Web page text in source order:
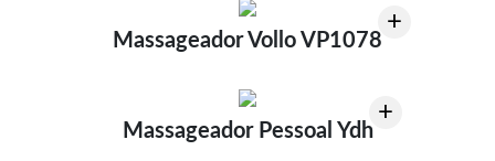
+
Massageador Vollo VP1078
+
Massageador Pessoal Ydh